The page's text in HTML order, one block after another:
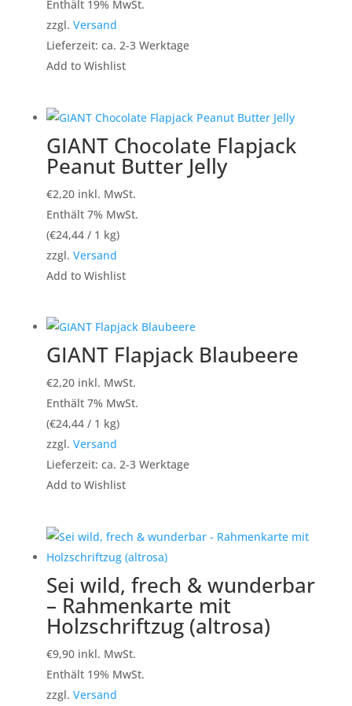
Enthält 19% MwSt.
zzgl. Versand
Lieferzeit: ca. 2-3 Werktage
Add to Wishlist
GIANT Chocolate Flapjack
Peanut Butter Jelly
€2,20 inkl. MwSt.
Enthält 7% MwSt.
(€24,44/ 1 kg)
zzgl. Versand
Add to Wishlist
GIANT Flapjack Blaubeere
€2,20 inkl. MwSt.
Enthält 7% MwSt.
(€24,44/ 1 kg)
zzgl. Versand
Lieferzeit: ca. 2-3 Werktage
Add to Wishlist
Sei wild, frech & wunderbar
– Rahmenkarte mit
Holzschriftzug (altrosa)
€9,90 inkl. MwSt.
Enthält 19% MwSt.
zzgl. Versand